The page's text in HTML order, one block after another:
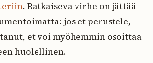
. Ratkaiseva virhe on jättää
jos et perustele,
et voi myöhemmin osoittaa
huolellinen.